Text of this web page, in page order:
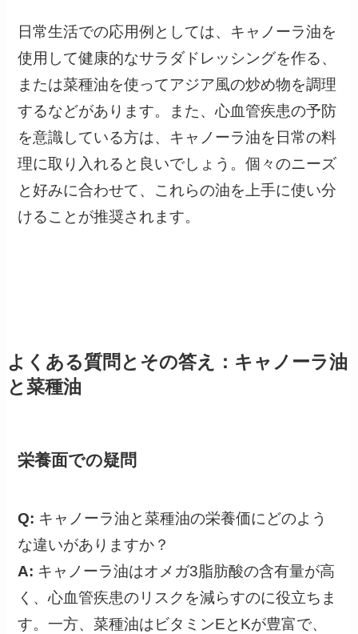
日常生活での応用例としては、キャノーラ油を
使用して健康的なサラダドレッシングを作る、
または菜種油を使ってアジア風の炒め物を調理
するなどがあります。また、心血管疾患の予防
を意識している方は、キャノーラ油を日常の料
理に取り入れると良いでしょう。個々のニーズ
と好みに合わせて、これらの油を上手に使い分
けることが推奨されます。
よくある質問とその答え：キャノーラ油
と菜種油
栄養面での疑問
Q: キャノーラ油と菜種油の栄養価にどのよう
な違いがありますか？
A: キャノーラ油はオメガ3脂肪酸の含有量が高
く、心血管疾患のリスクを減らすのに役立ちま
す。一方、菜種油はビタミンEとKが豊富で、